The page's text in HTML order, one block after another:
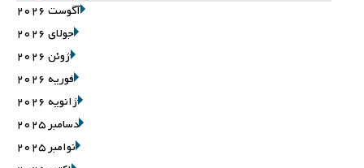
آگوست 2026
جولای 2026
ژوئن 2026
فوریه 2026
ژانویه 2026
دسامبر 2025
نوامبر 2025